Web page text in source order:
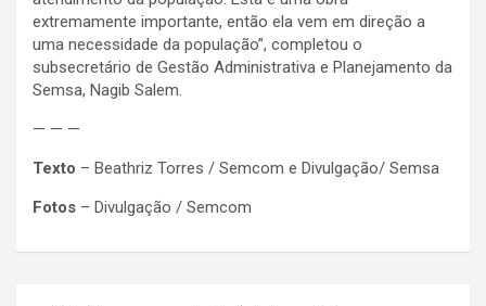
extremamente importante, então ela vem em direção a
uma necessidade da população”, completou o
subsecretário de Gestão Administrativa e Planejamento da
Semsa, Nagib Salem.
— — —
Texto – Beathriz Torres / Semcom e Divulgação/ Semsa
Fotos – Divulgação / Semcom